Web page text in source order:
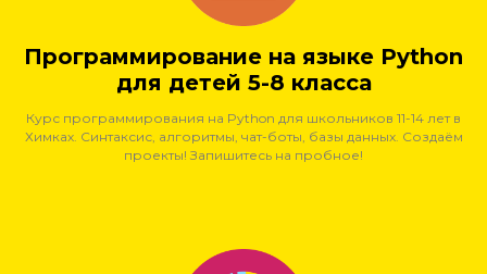
Программирование на языке Python
для детей 5-8 класса
Курс программирования на Python для школьников 11-14 лет в
Химках. Синтаксис, алгоритмы, чат-боты, базы данных. Создаём
проекты! Запишитесь на пробное!